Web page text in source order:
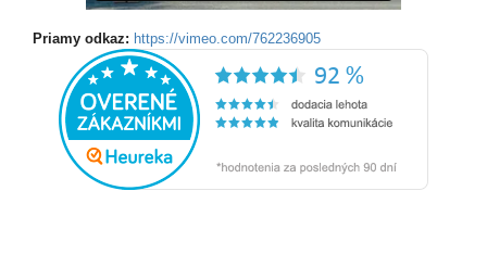
Priamy odkaz: https://vimeo.com/762236905